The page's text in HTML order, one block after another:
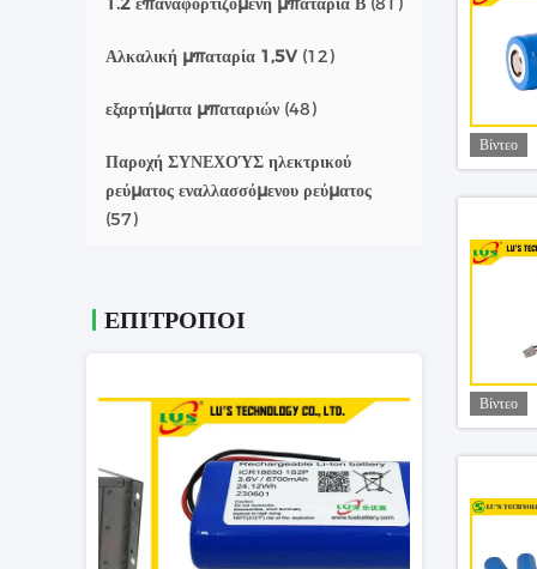
Αλκαλική μπαταρία 1,5V (12)
εξαρτήματα μπαταριών (48)
Παροχή ΣΥΝΕΧΟΎΣ ηλεκτρικού
ρεύματος εναλλασσόμενου ρεύματος
(57)
ΕΠΙΤΡΟΠΟΙ
Βίντεο
Βίντεο